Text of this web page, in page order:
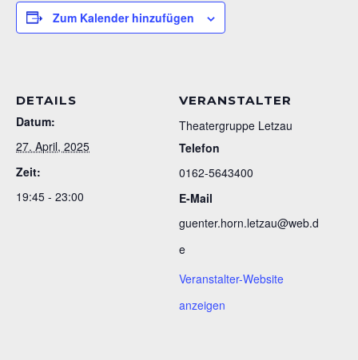
Zum Kalender hinzufügen
DETAILS
Datum:
27. April, 2025
Zeit:
19:45 - 23:00
VERANSTALTER
Theatergruppe Letzau
Telefon
0162-5643400
E-Mail
guenter.horn.letzau@web.d
e
Veranstalter-Website
anzeigen